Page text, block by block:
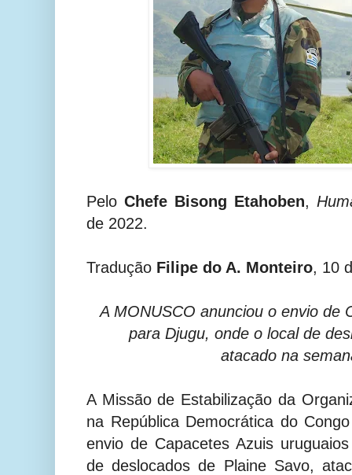
Pelo Chefe Bisong Etahoben,
de 2022.
Tradução Filipe do A. Monteiro, 10
A MONUSCO anunciou o envio de
para Djugu, onde o local de
atacado na
A Missão de Estabilização da
na República Democrática do
envio de Capacetes Azuis
de deslocados de Plaine Savo,